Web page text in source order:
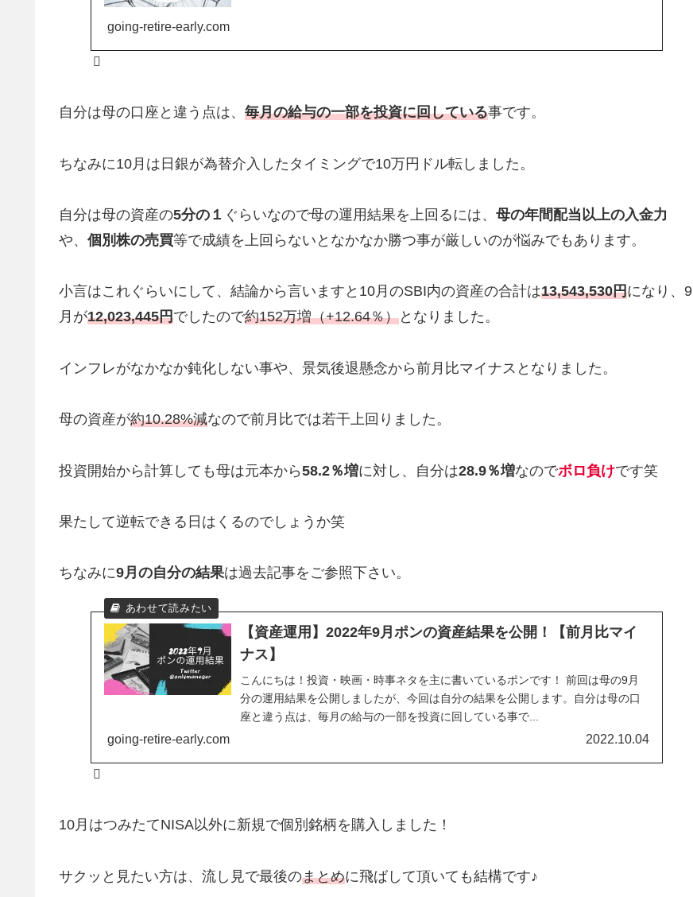
going-retire-early.com
自分は母の口座と違う点は、 毎月の給与の一部を投資に回している事です。
ちなみに10月は日銀が為替介入したタイミングで10万円ドル転しました。
自分は母の資産の5分の１ ぐらいなので母の運用結果を上回るには、 母の年間配当以上の入金力
や、 個別株の売買等で成績を上回らないとなかなか勝つ事が厳しいのが悩みでもあります。
小言はこれぐらいにして、結論から言いますと10月のSBI内の資産の合計は13,543,530円になり、9
月が12,023,445円でしたので約152万増（+12.64％）となりました。
インフレがなかなか鈍化しない事や、景気後退懸念から前月比マイナスとなりました。
母の資産が約10.28%減なので前月比では若干上回りました。
投資開始から計算しても母は元本から58.2％増に対し、自分は28.9％増なのでボロ負けです笑
果たして逆転できる日はくるのでしょうか笑
ちなみに9月の自分の結果は過去記事をご参照下さい。
【資産運用】2022年9月ポンの資産結果を公開！【前月比マイ
ナス】
こんにちは！投資・映画・時事ネタを主に書いているポンです！ 前回は母の9月
分の運用結果を公開しましたが、今回は自分の結果を公開します。自分は母の口
座と違う点は、毎月の給与の一部を投資に回している事で...
going-retire-early.com 2022.10.04
10月はつみたてNISA以外に新規で個別銘柄を購入しました！
サクッと見たい方は、流し見で最後のまとめに飛ばして頂いても結構です♪